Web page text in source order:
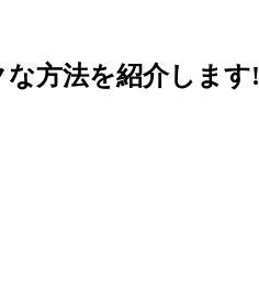
方法を紹介します!